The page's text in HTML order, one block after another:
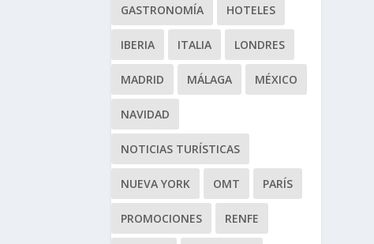
GASTRONOMÍA HOTELES
IBERIA ITALIA LONDRES
MADRID MÁLAGA MÉXICO
NAVIDAD
NOTICIAS TURÍSTICAS
NUEVA YORK OMT PARÍS
PROMOCIONES RENFE